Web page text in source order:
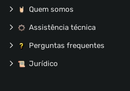
Quem somos
Assistência técnica
Perguntas frequentes
Jurídico